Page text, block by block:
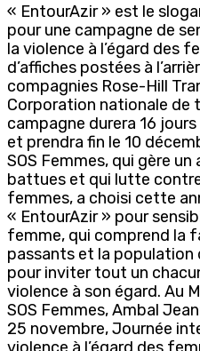
« EntourAzir » est le
pour une campagne de
la violence à l’égard des
d’affiches postées à
compagnies Rose-Hill
Corporation nationale de
campagne durera 16
et prendra fin le 10
SOS Femmes, qui gère
battues et qui lutte
femmes, a choisi cette
« EntourAzir » pour
femme, qui comprend la
passants et la population
pour inviter tout un
violence à son égard. Au
SOS Femmes, Ambal
25 novembre, Journée